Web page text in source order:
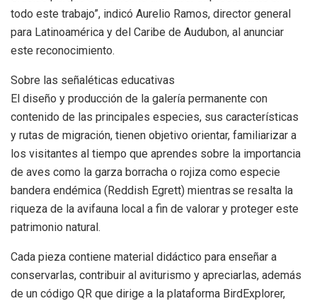
todo este trabajo”, indicó Aurelio Ramos, director general
para Latinoamérica y del Caribe de Audubon, al anunciar
este reconocimiento.
Sobre las señaléticas educativas
El diseño y producción de la galería permanente con
contenido de las principales especies, sus características
y rutas de migración, tienen objetivo orientar, familiarizar a
los visitantes al tiempo que aprendes sobre la importancia
de aves como la garza borracha o rojiza como especie
bandera endémica (Reddish Egrett) mientras se resalta la
riqueza de la avifauna local a fin de valorar y proteger este
patrimonio natural.
Cada pieza contiene material didáctico para enseñar a
conservarlas, contribuir al aviturismo y apreciarlas, además
de un código QR que dirige a la plataforma BirdExplorer,